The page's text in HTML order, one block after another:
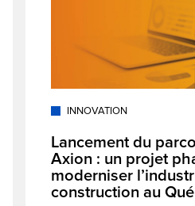
INNOVATION
Lancement du
Axion : un projet
moderniser
construction au